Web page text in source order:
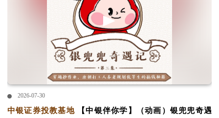
2026-07-30
中银证券投教基地
【中银伴你学】（动画）银兜兜奇遇